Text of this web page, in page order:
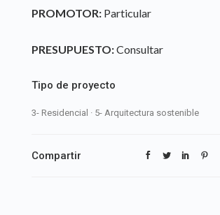
PROMOTOR: Particular
PRESUPUESTO:Consultar
Tipo de proyecto
3- Residencial · 5- Arquitectura sostenible
Compartir